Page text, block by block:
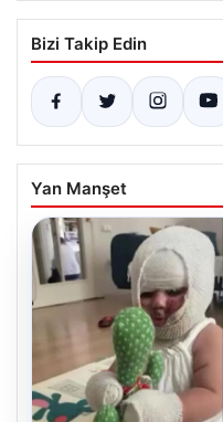
Bizi Takip Edin
Yan Manşet